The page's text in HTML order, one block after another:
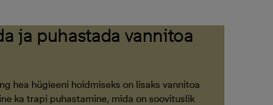
ja puhastada vannitoa
hea hügieeni hoidmiseks on lisaks vannitoa
ka trapi puhastamine, mida on soovituslik